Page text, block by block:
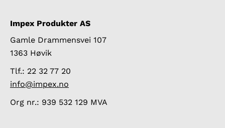
Impex Produkter AS
Gamle Drammensvei 107
1363 Høvik
Tlf.: 22 32 77 20
info@impex.no
Org nr.: 939 532 129 MVA